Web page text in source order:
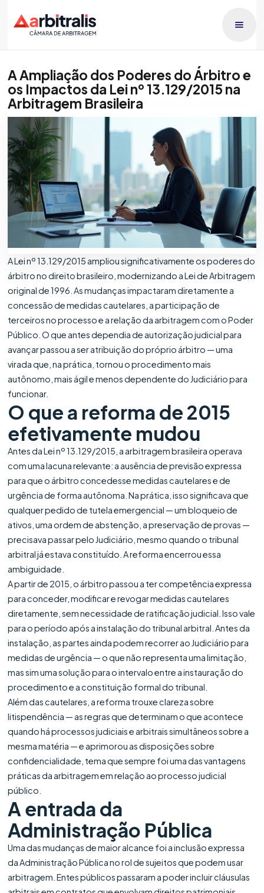
A Ampliação dos Poderes do Árbitro e
os Impactos da Lei nº 13.129/2015 na
Arbitragem Brasileira
Brenno Luna
A Lei nº 13.129/2015 ampliou significativamente os poderes do
árbitro no direito brasileiro, modernizando a Lei de Arbitragem
original de 1996. As mudanças impactaram diretamente a
concessão de medidas cautelares, a participação de
terceiros no processo e a relação da arbitragem com o Poder
Público. O que antes dependia de autorização judicial para
avançar passou a ser atribuição do próprio árbitro — uma
virada que, na prática, tornou o procedimento mais
autônomo, mais ágil e menos dependente do Judiciário para
funcionar.
O que a reforma de 2015
efetivamente mudou
Antes da Lei nº 13.129/2015, a arbitragem brasileira operava
com uma lacuna relevante: a ausência de previsão expressa
para que o árbitro concedesse medidas cautelares e de
urgência de forma autônoma. Na prática, isso significava que
qualquer pedido de tutela emergencial — um bloqueio de
ativos, uma ordem de abstenção, a preservação de provas —
precisava passar pelo Judiciário, mesmo quando o tribunal
arbitral já estava constituído. A reforma encerrou essa
ambiguidade.
A partir de 2015, o árbitro passou a ter competência expressa
para conceder, modificar e revogar medidas cautelares
diretamente, sem necessidade de ratificação judicial. Isso vale
para o período após a instalação do tribunal arbitral. Antes da
instalação, as partes ainda podem recorrer ao Judiciário para
medidas de urgência — o que não representa uma limitação,
mas sim uma solução para o intervalo entre a instauração do
procedimento e a constituição formal do tribunal.
Além das cautelares, a reforma trouxe clareza sobre
litispendência — as regras que determinam o que acontece
quando há processos judiciais e arbitrais simultâneos sobre a
mesma matéria — e aprimorou as disposições sobre
confidencialidade, tema que sempre foi uma das vantagens
práticas da arbitragem em relação ao processo judicial
público.
A entrada da
Administração Pública
Uma das mudanças de maior alcance foi a inclusão expressa
da Administração Pública no rol de sujeitos que podem usar
arbitragem. Entes públicos passaram a poder incluir cláusulas